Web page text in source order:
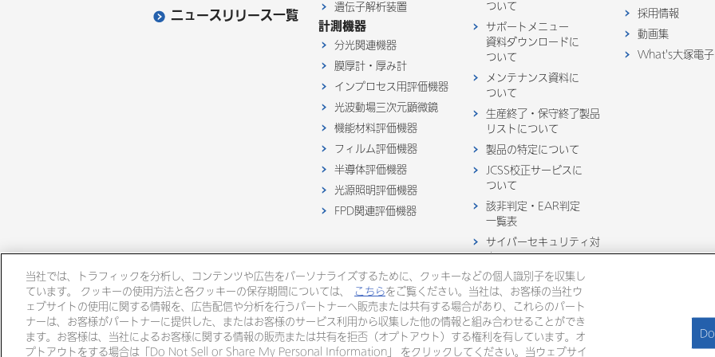
ニュースリリース一覧
遺伝子解析装置
計測機器
分光関連機器
膜厚計・厚み計
インプロセス用評価機器
光波動場三次元顕微鏡
機能材料評価機器
フィルム評価機器
半導体評価機器
光源照明評価機器
FPD関連評価機器
ついて
サポートメニュー
資料ダウンロードに
ついて
メンテナンス資料に
ついて
生産終了・保守終了製品
リストについて
製品の特定について
JCSS校正サービスに
ついて
該非判定・EAR判定
一覧表
サイバーセキュリティ対
応について
製品購入後お問い合わせ
採用情報
動画集
What's大塚電子
※ここに記載されている商標は全ての国で登録されているものではありません
大塚グループ
当社では、トラフィックを分析し、コンテンツや広告をパーソナライズするために、クッキーなどの個人識別子を収集し
ています。 クッキーの使用方法と各クッキーの保存期間については、
こちらをご覧ください。当社は、お客様の当社ウ
ェブサイトの使用に関する情報を、広告配信や分析を行うパートナーへ販売または共有する場合があり、これらのパート
ナーは、お客様がパートナーに提供した、またはお客様のサービス利用から収集した他の情報と組み合わせることができ
ます。お客様は、当社によるお客様に関する情報の販売または共有を拒否（オプトアウト）する権利を有しています。オ
プトアウトをする場合は「Do Not Sell or Share My Personal Information」 をクリックしてください。当ウェブサイ